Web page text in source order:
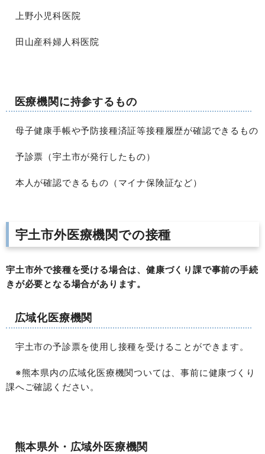
上野小児科医院
田山産科婦人科医院
医療機関に持参するもの
母子健康手帳や予防接種済証等接種履歴が確認できるもの
予診票（宇土市が発行したもの）
本人が確認できるもの（マイナ保険証など）
宇土市外医療機関での接種
宇土市外で接種を受ける場合は、健康づくり課で事前の手続
きが必要となる場合があります。
広域化医療機関
宇土市の予診票を使用し接種を受けることができます。
※熊本県内の広域化医療機関ついては、事前に健康づくり
課へご確認ください。
熊本県外・広域外医療機関